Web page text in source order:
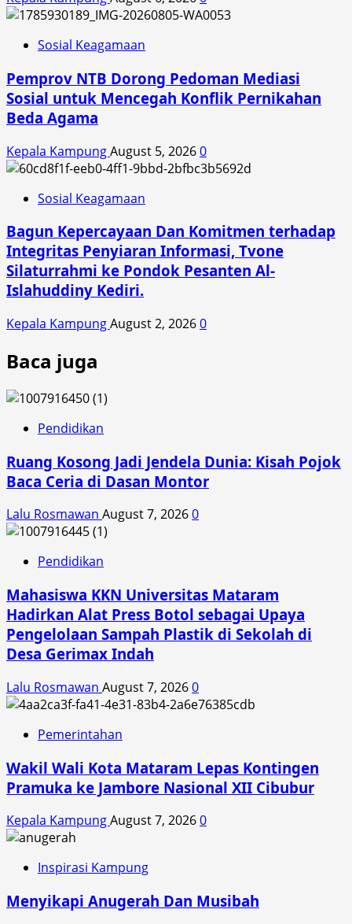
Sosial Keagamaan
Pemprov NTB Dorong Pedoman Mediasi
Sosial untuk Mencegah Konflik Pernikahan
Beda Agama
Kepala KampungAugust 5, 20260
Sosial Keagamaan
Bagun Kepercayaan Dan Komitmen terhadap
Integritas Penyiaran Informasi, Tvone
Silaturrahmi ke Pondok Pesanten Al-
Islahuddiny Kediri.
Kepala KampungAugust 2, 20260
Baca juga
Pendidikan
Ruang Kosong Jadi Jendela Dunia: Kisah Pojok
Baca Ceria di Dasan Montor
Lalu Rosmawan August 7, 20260
Pendidikan
Mahasiswa KKN Universitas Mataram
Hadirkan Alat Press Botol sebagai Upaya
Pengelolaan Sampah Plastik di Sekolah di
Desa Gerimax Indah
Lalu Rosmawan August 7, 20260
Pemerintahan
Wakil Wali Kota Mataram Lepas Kontingen
Pramuka ke Jambore Nasional XII Cibubur
Kepala KampungAugust 7, 20260
Inspirasi Kampung
Menyikapi Anugerah Dan Musibah